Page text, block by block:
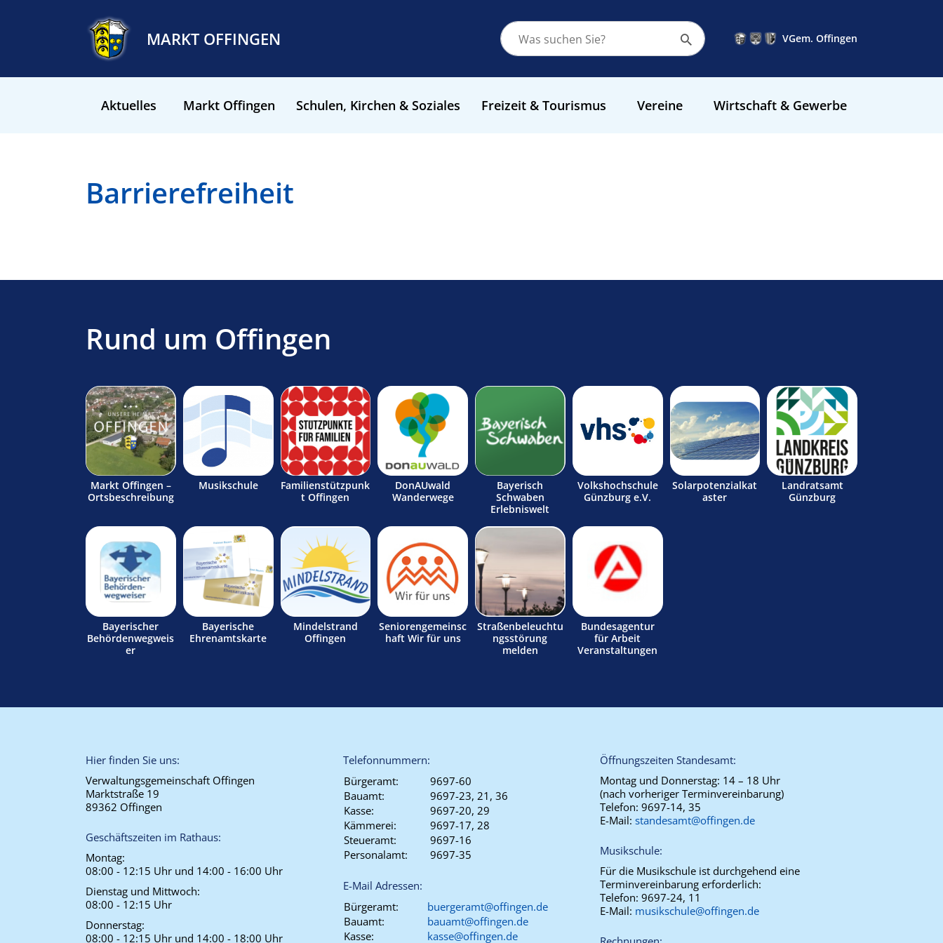
MARKT OFFINGEN VGem. Offingen
Aktuelles Markt Offingen Schulen, Kirchen & Soziales Freizeit & Tourismus Vereine Wirtschaft & Gewerbe
Barrierefreiheit
Rund um Offingen
Markt Offingen –
Ortsbeschreibung
Musikschule
Familienstützpunk
t Offingen
DonAUwald
Wanderwege
Bayerisch
Schwaben
Erlebniswelt
Volkshochschule
Günzburg e.V.
Solarpotenzialkat
aster
Landratsamt
Günzburg
Bayerischer
Behördenwegweis
er
Bayerische
Ehrenamtskarte
Mindelstrand
Offingen
Seniorengemeinsc
haft Wir für uns
Straßenbeleuchtu
ngsstörung
melden
Bundesagentur
für Arbeit
Veranstaltungen
Hier finden Sie uns:
Verwaltungsgemeinschaft Offingen
Marktstraße 19
89362 Offingen
Geschäftszeiten im Rathaus:
Montag:
08:00 - 12:15 Uhr und 14:00 - 16:00 Uhr
Dienstag und Mittwoch:
08:00 - 12:15 Uhr
Donnerstag:
08:00 - 12:15 Uhr und 14:00 - 18:00 Uhr
Telefonnummern:
Bürgeramt:
9697-60
Bauamt:
9697-23, 21, 36
Kasse:
9697-20, 29
Kämmerei:
9697-17, 28
Steueramt:
9697-16
Personalamt:
9697-35
E-Mail Adressen:
Bürgeramt:
buergeramt@offingen.de
Bauamt:
bauamt@offingen.de
Kasse:
kasse@offingen.de
Öffnungszeiten Standesamt:
Montag und Donnerstag: 14 – 18 Uhr
(nach vorheriger Terminvereinbarung)
Telefon:9697-14, 35
E-Mail:standesamt@offingen.de
Musikschule:
Für die Musikschule ist durchgehend eine
Terminvereinbarung erforderlich:
Telefon:9697-24, 11
E-Mail: musikschule@offingen.de